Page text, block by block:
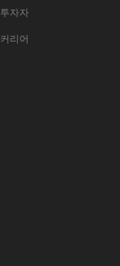
투자자
커리어